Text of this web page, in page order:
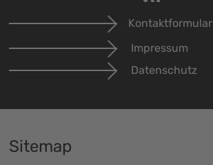
Kontaktformular
Impressum
Datenschutz
Sitemap